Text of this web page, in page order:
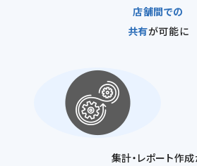
店舗間での
共有が可能に
集計・レポート作